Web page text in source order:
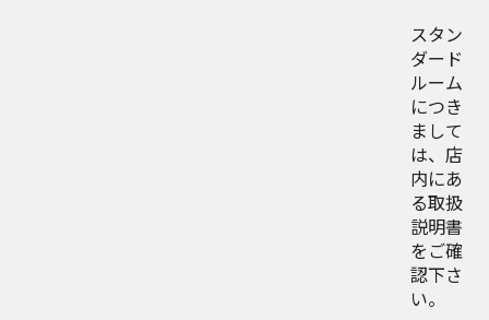
スタン
ダード
ルーム
につき
まして
は、店
内にあ
る取扱
説明書
をご確
認下さ
い。